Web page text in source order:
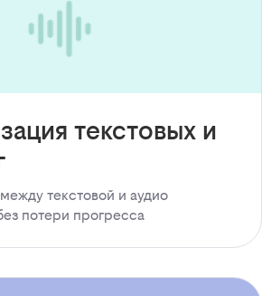
текстовых и
текстовой и аудио
потери прогресса